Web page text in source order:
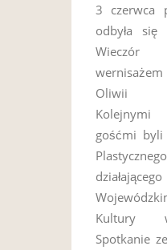
3 czerwca
odbyła się
Wieczór
Oliwii
Kolejnymi
gośćmi byli
Kultury
Spotkanie